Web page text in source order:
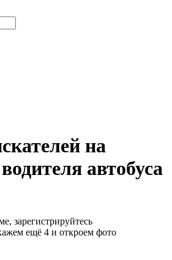
на
автобуса
зарегистрируйтесь
ещё 4 и откроем фото